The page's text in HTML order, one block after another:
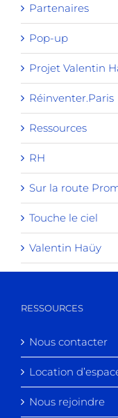
Partenaires
Pop-up
Projet Valentin
Réinventer.Paris
Ressources
RH
Sur la route
Touche le ciel
Valentin Haüy
RESSOURCES
Nous contacter
Location
Nous rejoindre